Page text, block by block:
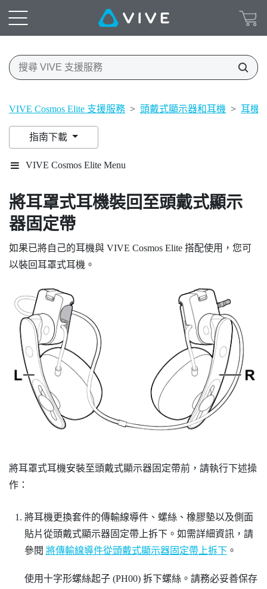
VIVE Cosmos Elite 支援服務 > 頭戴式顯示器和耳機 > 耳機
指南下載
VIVE Cosmos Elite Menu
將耳罩式耳機裝回至頭戴式顯示
器固定帶
如果已將自己的耳機與 VIVE Cosmos Elite 搭配使用，您可
以裝回耳罩式耳機。
將耳罩式耳機安裝至頭戴式顯示器固定帶前，請執行下述操
作：
將耳機更換套件的傳輸線導件、螺絲、橡膠墊以及側面
貼片從頭戴式顯示器固定帶上拆下。如需詳細資訊，請
參閱 將傳輸線導件從頭戴式顯示器固定帶上拆下。
使用十字形螺絲起子 (PH00) 拆下螺絲。請務必妥善保存